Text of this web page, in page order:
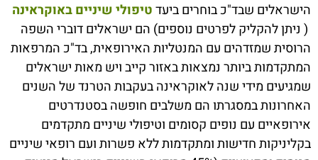
הישראלים שבד"כ בוחרים ביעדטיפולי שיניים באוקראינה
( ניתן להקליק לפרטים נוספים) הם ישראלים דוברי השפה
הרוסית שמזדהים עם המנטליות האירופאית, בד"כ המרפאות
המתקדמות ביותר נמצאות באזור קייב ויש מאות ישראלים
שמגיעים מידי שנה לאוקראינה בעקבות הטרנד של השנים
האחרונות במסגרתו הם משלבים חופשה בסטנדרטים
אירופאיים עם נופים קסומים וטיפולי שיניים מתקדמים
בקליניקות חדישות ומתקדמות ללא פשרות ועם רופאי שיניים